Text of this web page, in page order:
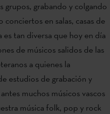
grupos, grabando y colgando
en salas, casas de
es tan diversa que hoy en día
de músicos salidos de las
a quienes la
estudios de grabación y
muchos músicos vascos
música folk, pop y rock